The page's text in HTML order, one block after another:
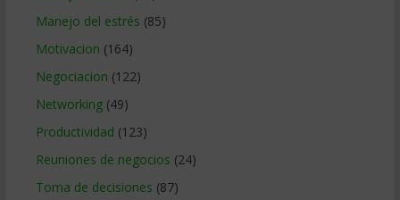
Manejo del estrés (85)
Motivacion (164)
Negociacion (122)
Networking(49)
Productividad (123)
Reuniones de negocios (24)
Toma de decisiones (87)